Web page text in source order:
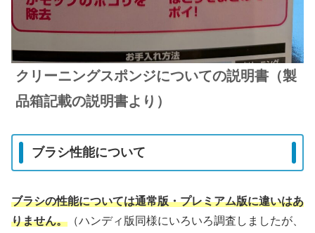
クリーニングスポンジについての説明書（製
品箱記載の説明書より）
ブラシ性能について
ブラシの性能については通常版・プレミアム版に違いはあ
りません。 （ハンディ版同様にいろいろ調査しましたが、